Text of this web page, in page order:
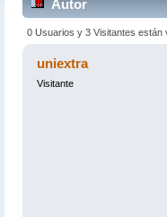
Autor
veces)
0 Usuarios y 3 Visitantes están
uniextra
Visitante